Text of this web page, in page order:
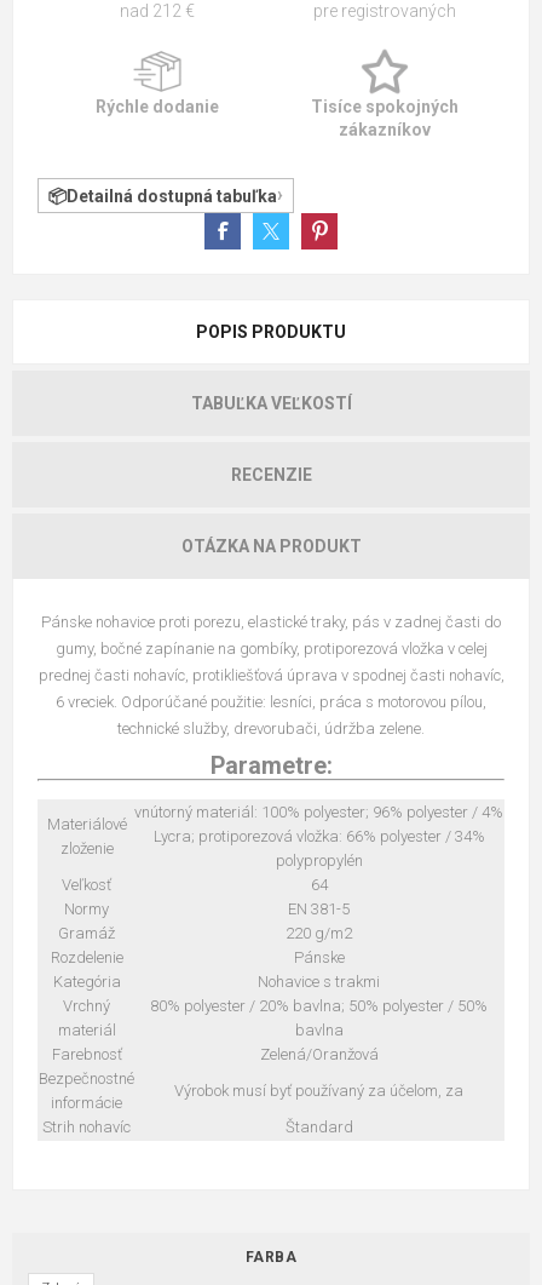
nad 212 €
pre registrovaných
Rýchle dodanie
Tisíce spokojných
zákazníkov
Detailná dostupná tabuľka
POPIS PRODUKTU
TABUĽKA VEĽKOSTÍ
RECENZIE
OTÁZKA NA PRODUKT
Pánske nohavice proti porezu, elastické traky, pás v zadnej časti do
gumy, bočné zapínanie na gombíky, protiporezová vložka v celej
prednej časti nohavíc, protikliešťová úprava v spodnej časti nohavíc,
6 vreciek. Odporúčané použitie: lesníci, práca s motorovou pílou,
technické služby, drevorubači, údržba zelene.
Parametre:
Materiálové
zloženie
vnútorný materiál: 100% polyester; 96% polyester / 4%
Lycra; protiporezová vložka: 66% polyester / 34%
polypropylén
Veľkosť
64
Normy
EN 381-5
Gramáž
220 g/m2
Rozdelenie
Pánske
Kategória
Nohavice s trakmi
Vrchný
materiál
80% polyester / 20% bavlna; 50% polyester / 50%
bavlna
Farebnosť
Zelená/Oranžová
Bezpečnostné
informácie
Výrobok musí byť používaný za účelom, za
Strih nohavíc
Štandard
FARBA